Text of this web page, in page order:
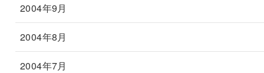
2004年9月
2004年8月
2004年7月